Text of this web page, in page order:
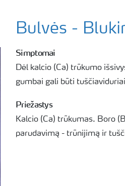
Bulvės -
Simptomai
Dėl kalcio (Ca) trūkumo
gumbai gali būti
Priežastys
Kalcio (Ca) trūkumas. Boro
parudavimą - trūnijimą ir